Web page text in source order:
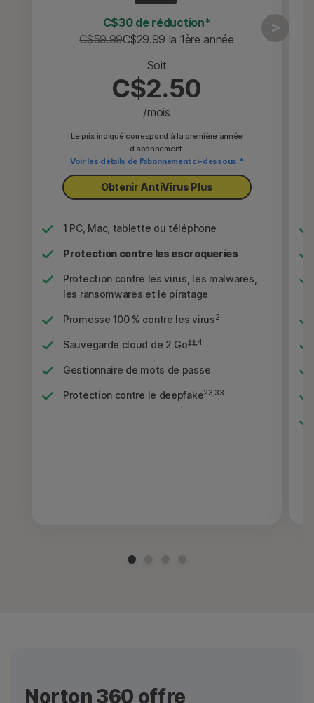
C$30 de réduction*
C$59.99C$29.99 la 1ère année
Soit
C$2.50
/mois
Le prix indiqué correspond à la première année
d'abonnement.
Voir les détails de l'abonnement ci-dessous.*
Obtenir AntiVirus Plus
1 PC, Mac, tablette ou téléphone
Protection contre les escroqueries
Protection contre les virus, les malwares,
les ransomwares et le piratage
Promesse 100 % contre les virus2
Sauvegarde cloud de 2 Go‡‡,4
Gestionnaire de mots de passe
Protection contre le deepfake23,33
Norton 360 offre